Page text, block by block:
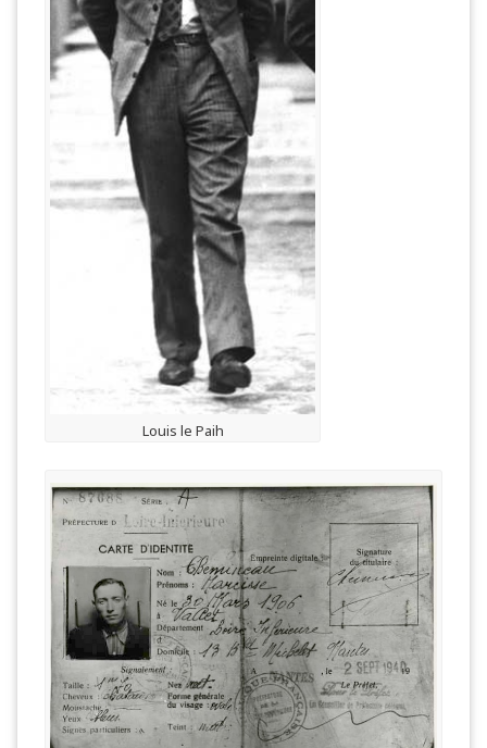
Louis le Paih